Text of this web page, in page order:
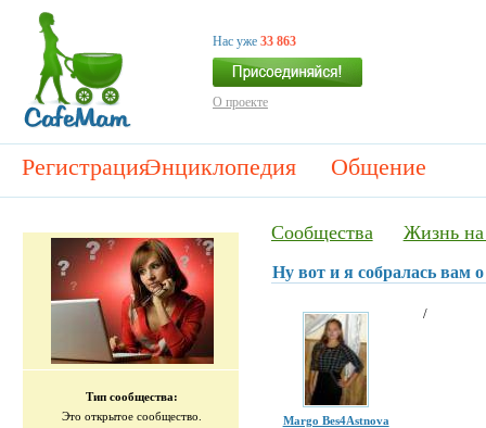
Нас уже 33 863
О проекте
РегистрацияЭнциклопедия Общение
Тип сообщества:
Это открытое сообщество.
Сообщества Жизнь
Ну вот и я собралась вам о
Margo Bes4Astnova
/